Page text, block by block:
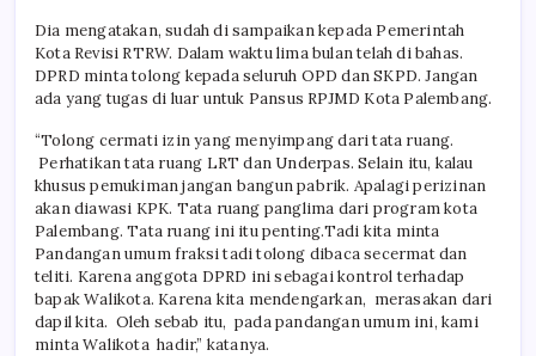
Dia mengatakan, sudah di sampaikan kepada Pemerintah
Kota Revisi RTRW. Dalam waktu lima bulan telah di bahas.
DPRD minta tolong kepada seluruh OPD dan SKPD. Jangan
ada yang tugas di luar untuk Pansus RPJMD Kota Palembang.
“Tolong cermati izin yang menyimpang dari tata ruang.
Perhatikan tata ruang LRT dan Underpas. Selain itu, kalau
khusus pemukiman jangan bangun pabrik. Apalagi perizinan
akan diawasi KPK. Tata ruang panglima dari program kota
Palembang. Tata ruang ini itu penting.Tadi kita minta
Pandangan umum fraksi tadi tolong dibaca secermat dan
teliti. Karena anggota DPRD ini sebagai kontrol terhadap
bapak Walikota. Karena kita mendengarkan, merasakan dari
dapil kita. Oleh sebab itu, pada pandangan umum ini, kami
minta Walikota hadir,” katanya.